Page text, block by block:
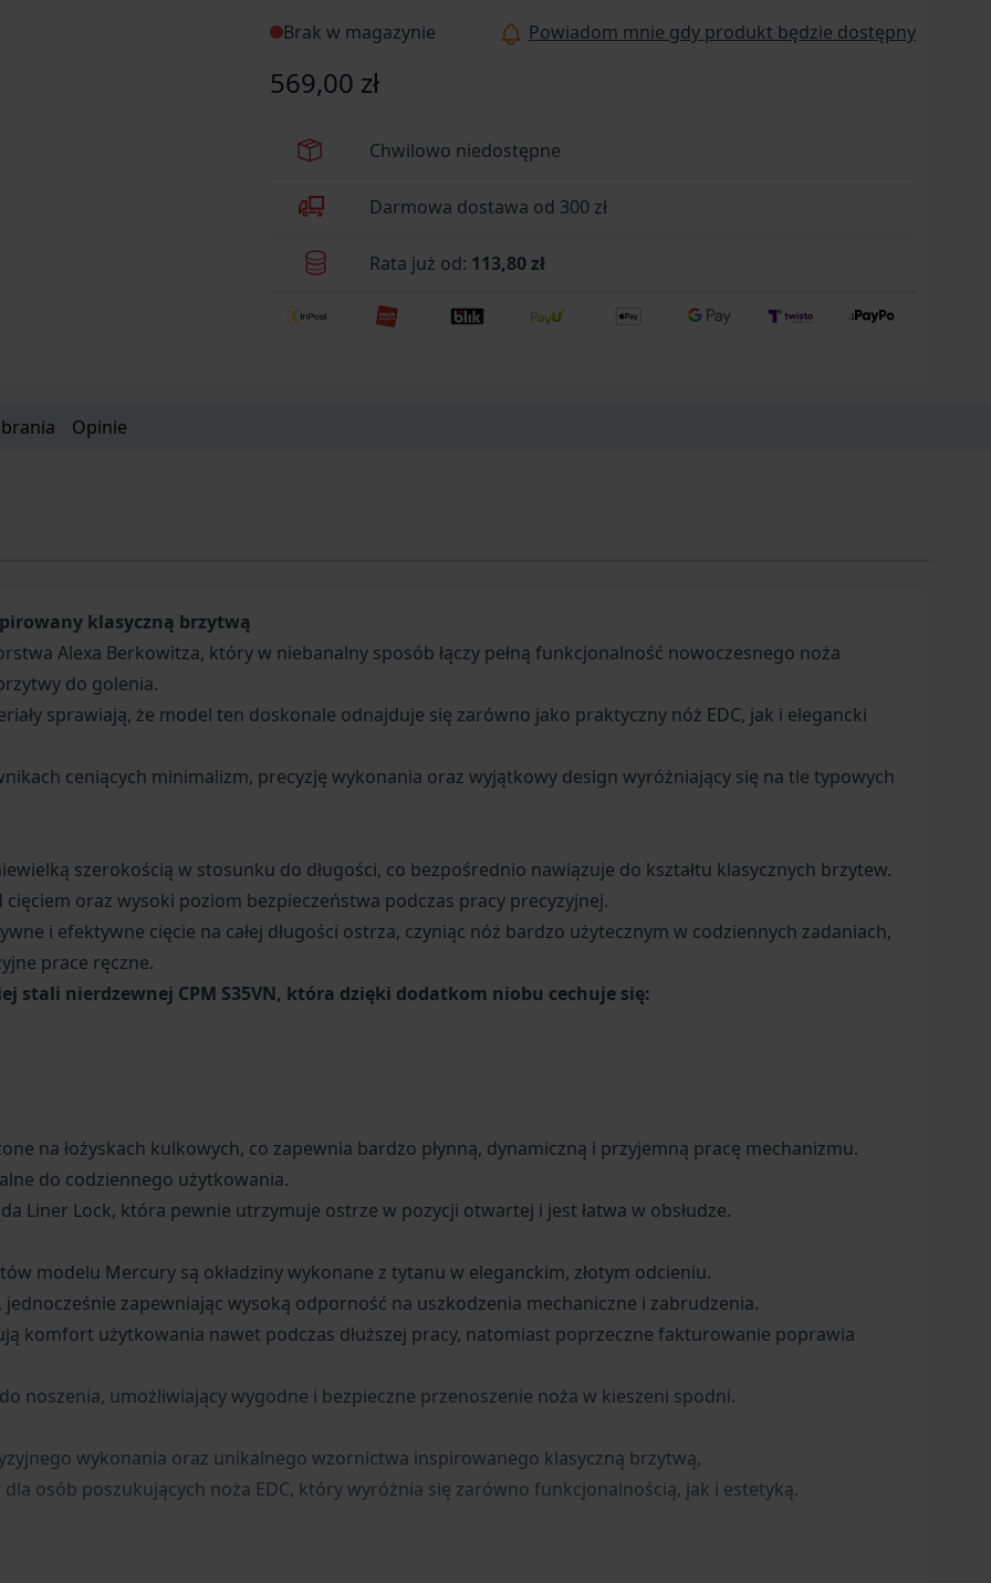
Brak w magazynie Powiadom mnie gdy produkt będzie dostępny
569,00 zł
Chwilowo niedostępne
Darmowa dostawa od 300 zł
Rata już od: 113,80 zł
Opinie
klasyczną brzytwą
Alexa Berkowitza, który w niebanalny sposób łączy pełną funkcjonalność nowoczesnego noża
do golenia.
sprawiają, że model ten doskonale odnajduje się zarówno jako praktyczny nóż EDC, jak i elegancki
ceniących minimalizm, precyzję wykonania oraz wyjątkowy design wyróżniający się na tle typowych
szerokością w stosunku do długości, co bezpośrednio nawiązuje do kształtu klasycznych brzytew.
oraz wysoki poziom bezpieczeństwa podczas pracy precyzyjnej.
i efektywne cięcie na całej długości ostrza, czyniąc nóż bardzo użytecznym w codziennych zadaniach,
prace ręczne.
stali nierdzewnej CPM S35VN, która dzięki dodatkom niobu cechuje się:
na łożyskach kulkowych, co zapewnia bardzo płynną, dynamiczną i przyjemną pracę mechanizmu.
do codziennego użytkowania.
Liner Lock, która pewnie utrzymuje ostrze w pozycji otwartej i jest łatwa w obsłudze.
modelu Mercury są okładziny wykonane z tytanu w eleganckim, złotym odcieniu.
zapewniając wysoką odporność na uszkodzenia mechaniczne i zabrudzenia.
komfort użytkowania nawet podczas dłuższej pracy, natomiast poprzeczne fakturowanie poprawia
noszenia, umożliwiający wygodne i bezpieczne przenoszenie noża w kieszeni spodni.
wykonania oraz unikalnego wzornictwa inspirowanego klasyczną brzytwą,
osób poszukujących noża EDC, który wyróżnia się zarówno funkcjonalnością, jak i estetyką.